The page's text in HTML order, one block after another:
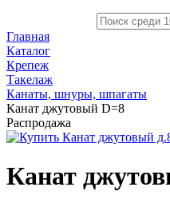
Главная
Каталог
Крепеж
Такелаж
Канаты, шнуры, шпагаты
Канат джутовый D=8
Распродажа
Канат